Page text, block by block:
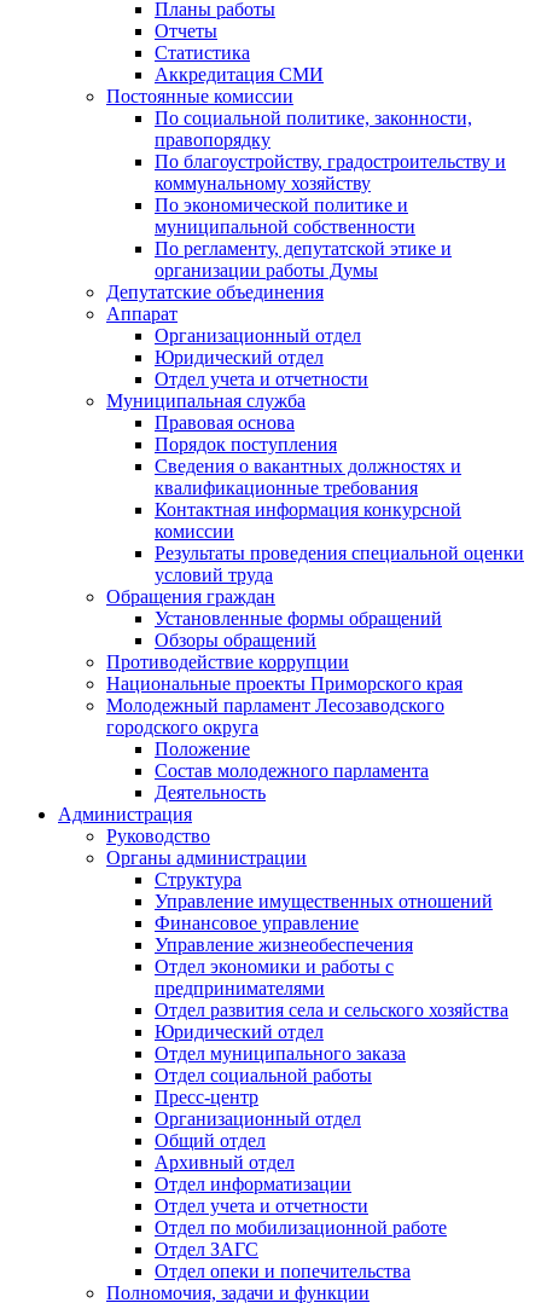
Планы работы
Отчеты
Статистика
Аккредитация СМИ
Постоянные комиссии
По социальной политике, законности,
правопорядку
По благоустройству, градостроительству и
коммунальному хозяйству
По экономической политике и
муниципальной собственности
По регламенту, депутатской этике и
организации работы Думы
Депутатские объединения
Аппарат
Организационный отдел
Юридический отдел
Отдел учета и отчетности
Муниципальная служба
Правовая основа
Порядок поступления
Сведения о вакантных должностях и
квалификационные требования
Контактная информация конкурсной
комиссии
Результаты проведения специальной оценки
условий труда
Обращения граждан
Установленные формы обращений
Обзоры обращений
Противодействие коррупции
Национальные проекты Приморского края
Молодежный парламент Лесозаводского
городского округа
Положение
Состав молодежного парламента
Деятельность
Администрация
Руководство
Органы администрации
Структура
Управление имущественных отношений
Финансовое управление
Управление жизнеобеспечения
Отдел экономики и работы с
предпринимателями
Отдел развития села и сельского хозяйства
Юридический отдел
Отдел муниципального заказа
Отдел социальной работы
Пресс-центр
Организационный отдел
Общий отдел
Архивный отдел
Отдел информатизации
Отдел учета и отчетности
Отдел по мобилизационной работе
Отдел ЗАГС
Отдел опеки и попечительства
Полномочия, задачи и функции